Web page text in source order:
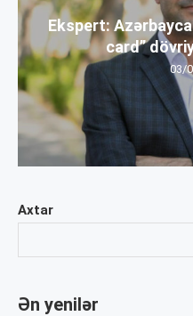
Axtar
Ən yenilər
Ekspert:
card”
03/